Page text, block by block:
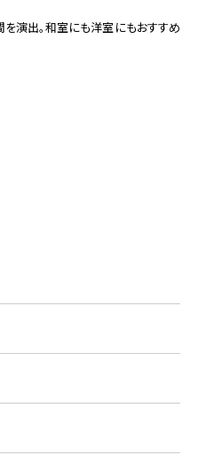
演出。和室にも洋室にもおすすめ